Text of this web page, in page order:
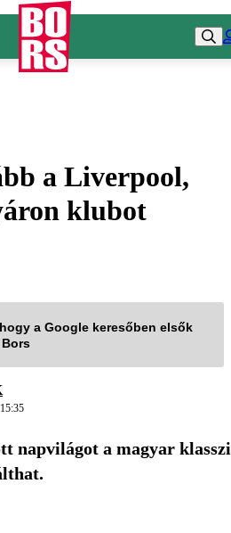
a Liverpool,
klubot
a Google keresőben elsők
napvilágot a magyar